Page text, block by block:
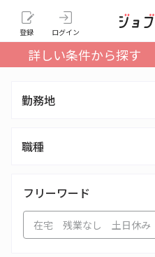
登録 ログイン
詳しい条件から探す
勤務地
職種
フリーワード